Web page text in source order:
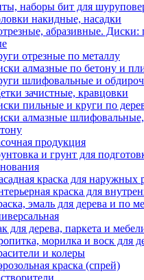
наборы бит для
накидные, насадки
абразивные. Диски:
отрезные по металлу
алмазные по бетону и
шлифовальные и
зачистные, кравцовки
пильные и круги по
алмазные
продукция
и грунт для
краска для наружных
краска для
эмаль для дерева и по
для дерева, паркета и
морилка и воск для
и колеры
краска (спрей)